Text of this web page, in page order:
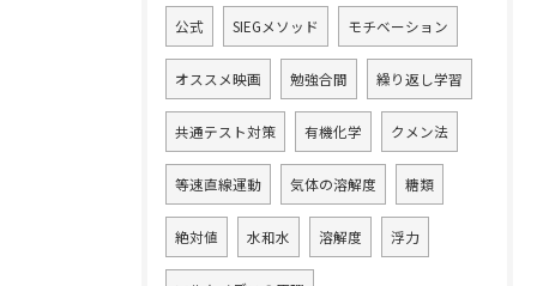
公式 SIEGメソッド モチベーション
オススメ映画 勉強合間 繰り返し学習
共通テスト対策 有機化学 クメン法
等速直線運動 気体の溶解度 糖類
絶対値 水和水 溶解度 浮力